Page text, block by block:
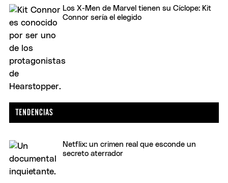
Los X-Men de Marvel tienen su Cíclope: Kit
Connor sería el elegido
Netflix: un crimen real que esconde un
secreto aterrador